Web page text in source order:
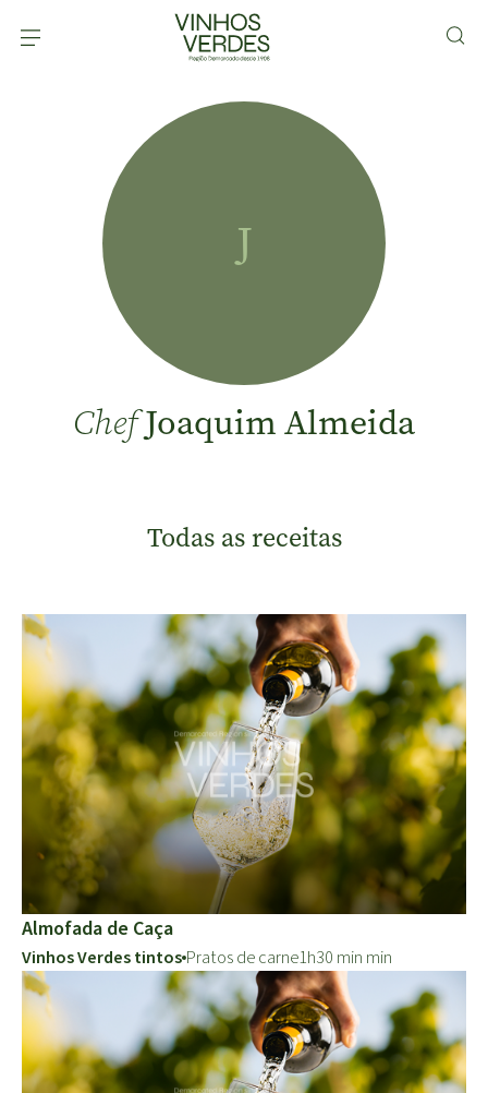
J
ChefJoaquim Almeida
Todas as receitas
Almofada de Caça
Vinhos Verdes tintos Pratos de carne1h30 min min